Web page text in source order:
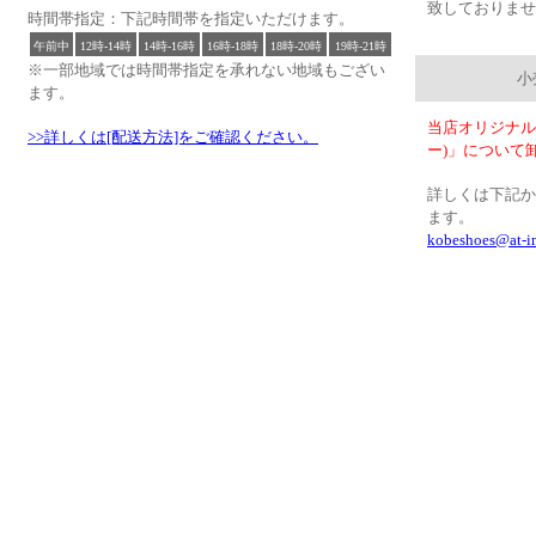
時間帯指定：下記時間帯を指定いただけます。
午前中 12時-14時 14時-16時 16時-18時 18時-20時 19時-21時
※一部地域では時間帯指定を承れない地域もござい
ます。
>>詳しくは[配送方法]をご確認ください。
致しておりま
小
当店オリジナ
ー)」について
詳しくは下記
ます。
kobeshoes@at-